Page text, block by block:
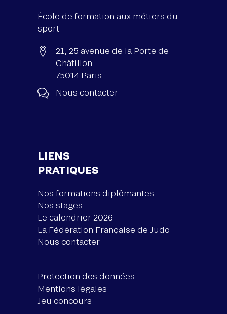
École de formation aux métiers du
sport
21, 25 avenue de la Porte de
Châtillon
75014 Paris
Nous contacter
LIENS
PRATIQUES
Nos formations diplômantes
Nos stages
Le calendrier 2026
La Fédération Française de Judo
Nous contacter
Protection des données
Mentions légales
Jeu concours